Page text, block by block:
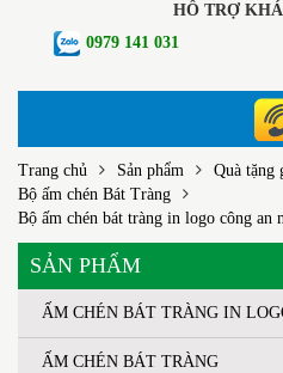
HỖ TRỢ
0979 141 031
Trang chủ Sản phẩm
Quà tặng
Bộ ấm chén Bát Tràng
Bộ ấm chén bát tràng in logo công an
SẢN PHẨM
ẤM CHÉN BÁT TRÀNG IN
ẤM CHÉN BÁT TRÀNG